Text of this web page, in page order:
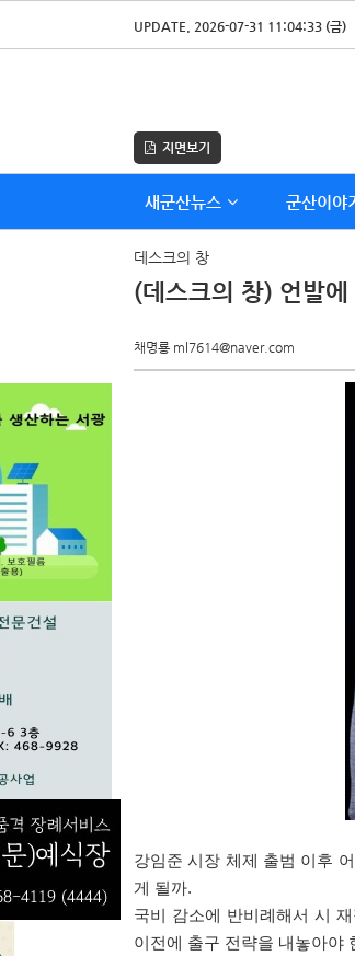
UPDATE. 2026-07-31 11:04:33 (금)
지면보기
새군산뉴스 군산이야
데스크의 창
(데스크의 창) 언발에
채명룡 ml7614@naver.com
강임준 시장 체제 출범 이후
게 될까.
국비 감소에 반비례해서 시
이전에 출구 전략을 내놓아야